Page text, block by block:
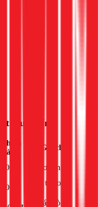
trung tính
tham
khảo
Ghi chú
Gói cơ bản
Kiểm tra toàn
Có máy dò